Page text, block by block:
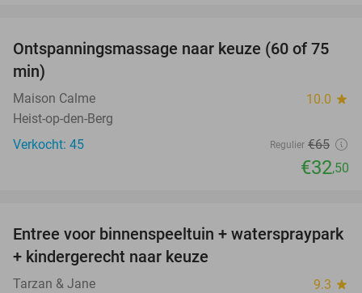
50%
Ontspanningsmassage naar keuze (60 of 75
min)
Maison Calme 10.0 star
Heist-op-den-Berg
Verkocht: 45
Regulier €65
€32,50
40%
Entree voor binnenspeeltuin + waterspraypark
+ kindergerecht naar keuze
Tarzan & Jane 9.3 star